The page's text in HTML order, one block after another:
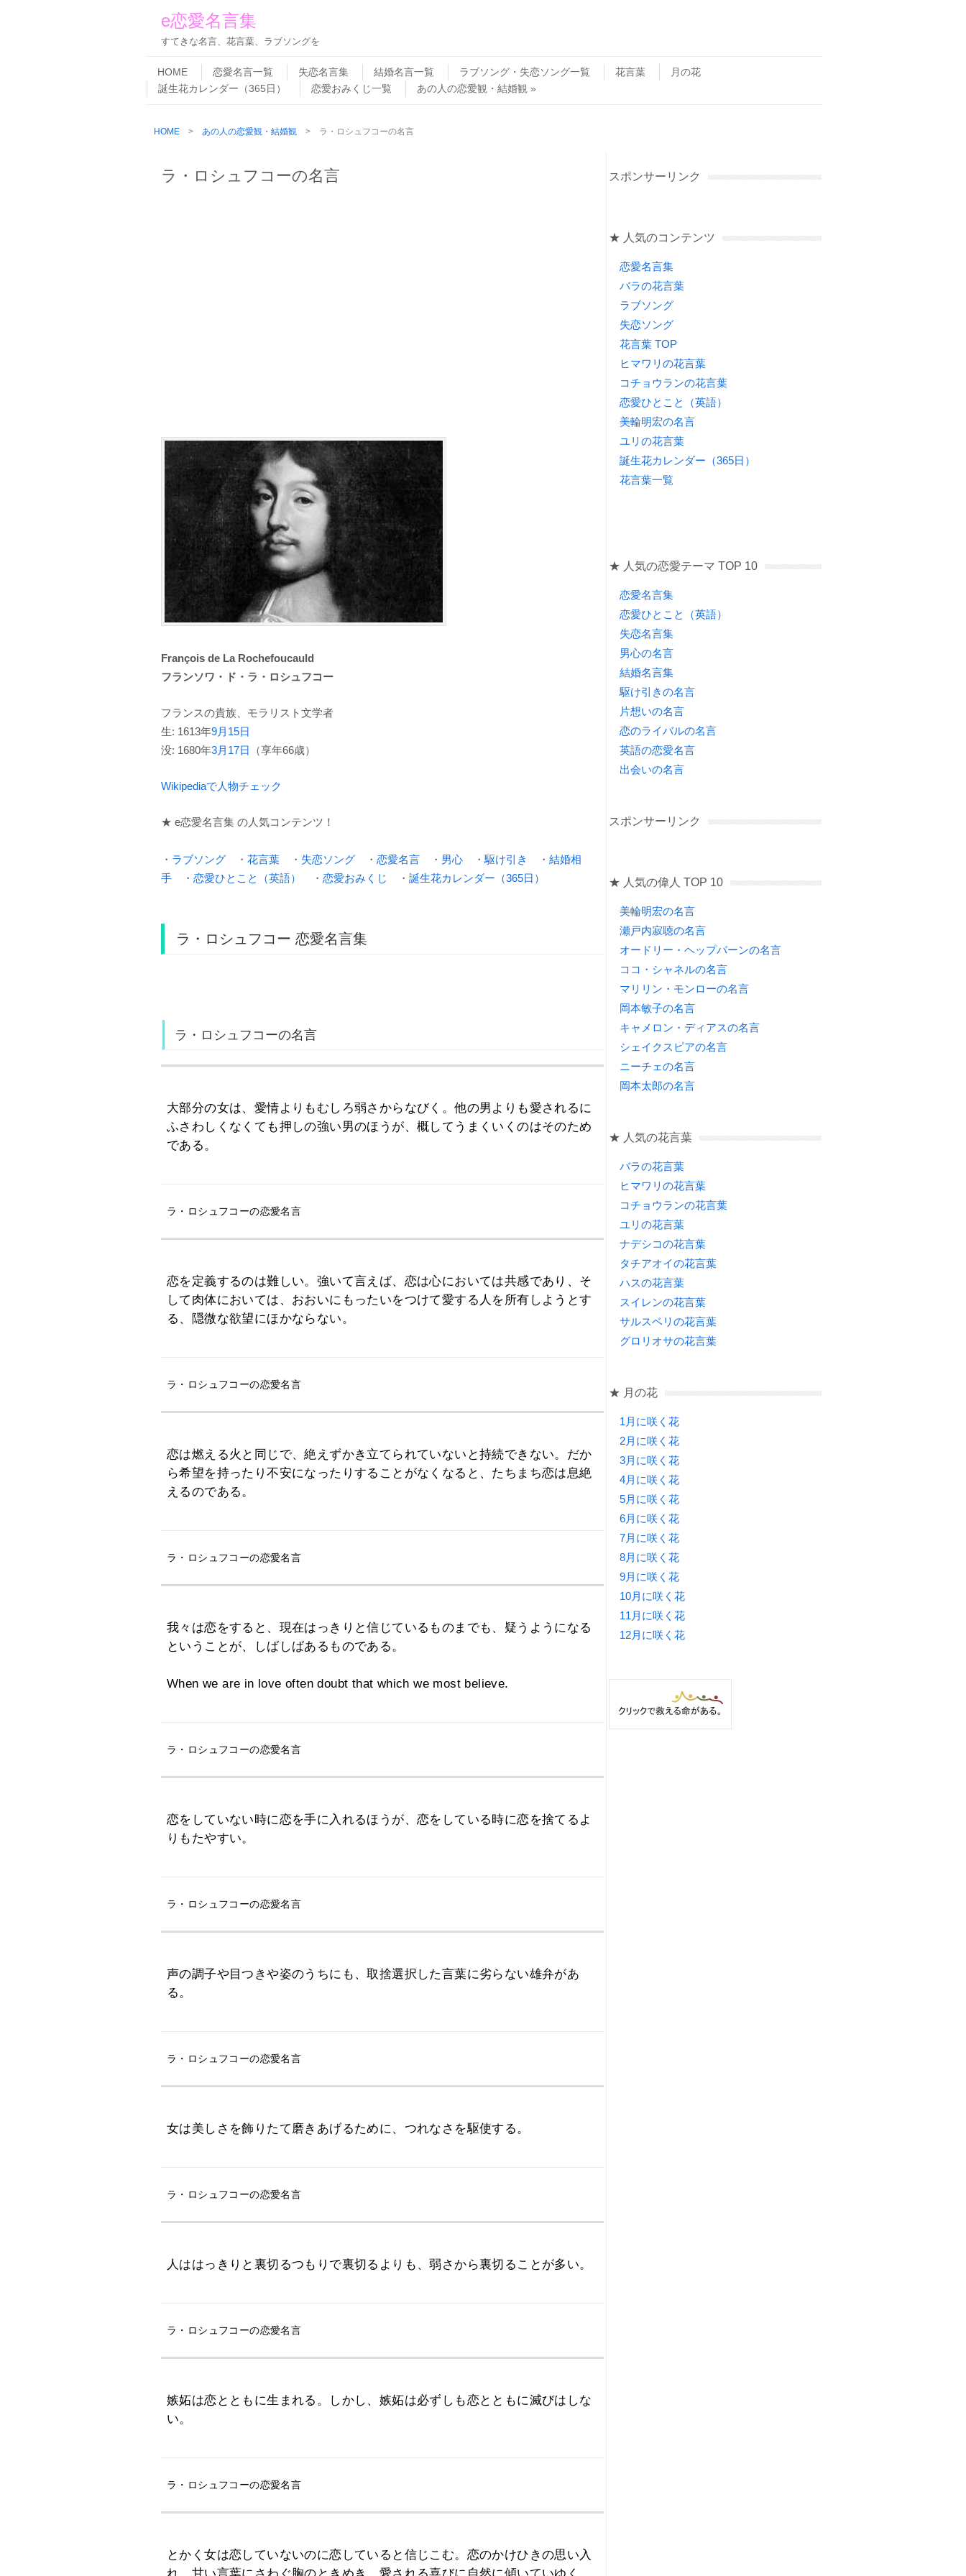
e恋愛名言集
すてきな名言、花言葉、ラブソングを
Menu
Skip to content
HOME
恋愛名言一覧 失恋名言集 結婚名言一覧 ラブソング・失恋ソング一覧 花言葉
月の花
誕生花カレンダー（365日）
恋愛おみくじ一覧 あの人の恋愛観・結婚観
HOME > あの人の恋愛観・結婚観 > ラ・ロシュフコーの名言
ラ・ロシュフコーの名言
François de La Rochefoucauld
フランソワ・ド・ラ・ロシュフコー
フランスの貴族、モラリスト文学者
生: 1613年9月15日
没: 1680年3月17日 （享年66歳）
Wikipediaで人物チェック
★ e恋愛名言集 の人気コンテンツ！
・ ラブソング ・ 花言葉 ・ 失恋ソング ・ 恋愛名言 ・ 男心 ・駆け引き ・ 結婚相
手 ・ 恋愛ひとこと（英語） ・ 恋愛おみくじ ・ 誕生花カレンダー（365日）
ラ・ロシュフコー 恋愛名言集
ラ・ロシュフコーの名言
大部分の女は、愛情よりもむしろ弱さからなびく。他の男よりも愛されるに
ふさわしくなくても押しの強い男のほうが、概してうまくいくのはそのため
である。
ラ・ロシュフコーの恋愛名言
恋を定義するのは難しい。強いて言えば、恋は心においては共感であり、そ
して肉体においては、おおいにもったいをつけて愛する人を所有しようとす
る、隠微な欲望にほかならない。
ラ・ロシュフコーの恋愛名言
恋は燃える火と同じで、絶えずかき立てられていないと持続できない。だか
ら希望を持ったり不安になったりすることがなくなると、たちまち恋は息絶
えるのである。
ラ・ロシュフコーの恋愛名言
我々は恋をすると、現在はっきりと信じているものまでも、疑うようになる
ということが、しばしばあるものである。
When we are in love often doubt that which we most believe.
ラ・ロシュフコーの恋愛名言
恋をしていない時に恋を手に入れるほうが、恋をしている時に恋を捨てるよ
りもたやすい。
ラ・ロシュフコーの恋愛名言
声の調子や目つきや姿のうちにも、取捨選択した言葉に劣らない雄弁があ
る。
ラ・ロシュフコーの恋愛名言
女は美しさを飾りたて磨きあげるために、つれなさを駆使する。
ラ・ロシュフコーの恋愛名言
人ははっきりと裏切るつもりで裏切るよりも、弱さから裏切ることが多い。
ラ・ロシュフコーの恋愛名言
嫉妬は恋とともに生まれる。しかし、嫉妬は必ずしも恋とともに滅びはしな
い。
ラ・ロシュフコーの恋愛名言
とかく女は恋していないのに恋していると信じこむ。恋のかけひきの思い入
スポンサーリンク
★ 人気のコンテンツ
恋愛名言集
バラの花言葉
ラブソング
失恋ソング
花言葉 TOP
ヒマワリの花言葉
コチョウランの花言葉
恋愛ひとこと（英語）
美輪明宏の名言
ユリの花言葉
誕生花カレンダー（365日）
花言葉一覧
★ 人気の恋愛テーマ TOP 10
恋愛名言集
恋愛ひとこと（英語）
失恋名言集
男心の名言
結婚名言集
駆け引きの名言
片想いの名言
恋のライバルの名言
英語の恋愛名言
出会いの名言
スポンサーリンク
★ 人気の偉人 TOP 10
美輪明宏の名言
瀬戸内寂聴の名言
オードリー・ヘップバーンの名言
ココ・シャネルの名言
マリリン・モンローの名言
岡本敏子の名言
キャメロン・ディアスの名言
シェイクスピアの名言
ニーチェの名言
岡本太郎の名言
★ 人気の花言葉
バラの花言葉
ヒマワリの花言葉
コチョウランの花言葉
ユリの花言葉
ナデシコの花言葉
タチアオイの花言葉
ハスの花言葉
スイレンの花言葉
サルスベリの花言葉
グロリオサの花言葉
★ 月の花
1月に咲く花
2月に咲く花
3月に咲く花
4月に咲く花
5月に咲く花
6月に咲く花
7月に咲く花
8月に咲く花
9月に咲く花
10月に咲く花
11月に咲く花
12月に咲く花